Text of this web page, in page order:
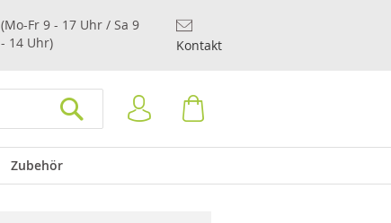
(Mo-Fr 9 - 17 Uhr / Sa 9
- 14 Uhr)
Kontakt
Anmelden
Zubehör